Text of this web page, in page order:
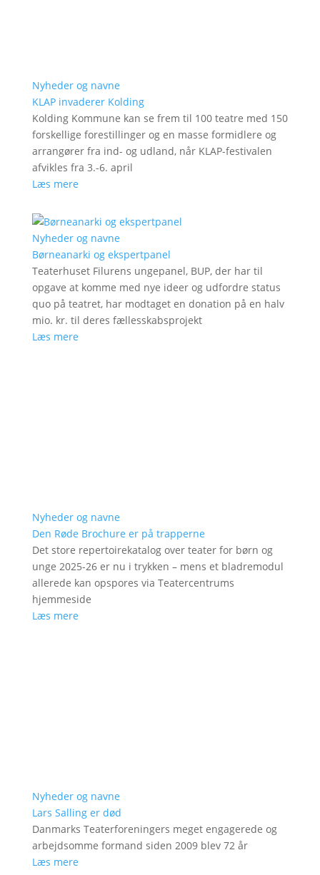
Nyheder og navne
KLAP invaderer Kolding
Kolding Kommune kan se frem til 100 teatre med 150
forskellige forestillinger og en masse formidlere og
arrangører fra ind- og udland, når KLAP-festivalen
afvikles fra 3.-6. april
Læs mere
Nyheder og navne
Børneanarki og ekspertpanel
Teaterhuset Filurens ungepanel, BUP, der har til
opgave at komme med nye ideer og udfordre status
quo på teatret, har modtaget en donation på en halv
mio. kr. til deres fællesskabsprojekt
Læs mere
Nyheder og navne
Den Røde Brochure er på trapperne
Det store repertoirekatalog over teater for børn og
unge 2025-26 er nu i trykken – mens et bladremodul
allerede kan opspores via Teatercentrums
hjemmeside
Læs mere
Nyheder og navne
Lars Salling er død
Danmarks Teaterforeningers meget engagerede og
arbejdsomme formand siden 2009 blev 72 år
Læs mere